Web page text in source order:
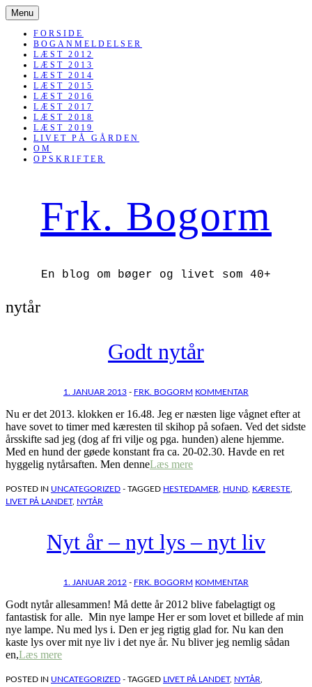
Menu SKIP
TO
CONTENT
FORSIDE
BOGANMELDELSER
LÆST 2012
LÆST 2013
LÆST 2014
LÆST 2015
LÆST 2016
LÆST 2017
LÆST 2018
LÆST 2019
LIVET PÅ GÅRDEN
OM
OPSKRIFTER
Frk. Bogorm
En blog om bøger og livet som 40+
nytår
Godt nytår
1. JANUAR 2013 - FRK. BOGORM KOMMENTAR
Nu er det 2013. klokken er 16.48. Jeg er næsten lige vågnet efter at
have sovet to timer med kæresten til skihop på sofaen. Ved det sidste
årsskifte sad jeg (dog af fri vilje og pga. hunden) alene hjemme.
Med en hund der gøede konstant fra ca. 20-02.30. Havde en ret
hyggelig nytårsaften. Men denneLæs mere
POSTED IN UNCATEGORIZED - TAGGED HESTEDAMER HUND KÆRESTE
LIVET PÅ LANDET, NYTÅR
Nyt år – nyt lys – nyt liv
1. JANUAR 2012 - FRK. BOGORM KOMMENTAR
Godt nytår allesammen! Må dette år 2012 blive fabelagtigt og
fantastisk for alle. Min nye lampe Her er som lovet et billede af min
nye lampe. Nu med lys i. Den er jeg rigtig glad for. Nu kan den
kaste lys over mit nye liv i det nye år. Nu bliver jeg nemlig sådan
en,Læs mere
POSTED IN UNCATEGORIZED - TAGGED LIVET PÅ LANDET, NYTÅR